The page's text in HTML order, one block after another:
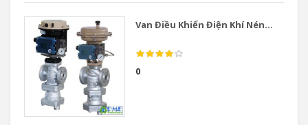
Van Điều Khiển Điện Khí Nén...
0